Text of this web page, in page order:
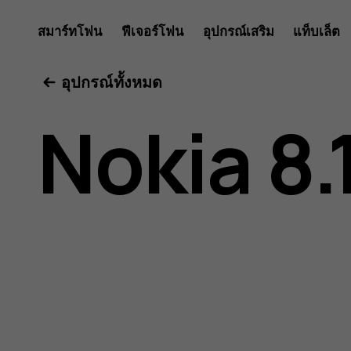
คู่มือ
ผู้
ใช้
สมาร์ทโฟน ฟีเจอร์โฟน อุปกรณ์เสริม แท็บเล็ต
อุปกรณ์ทั้งหมด
Nokia